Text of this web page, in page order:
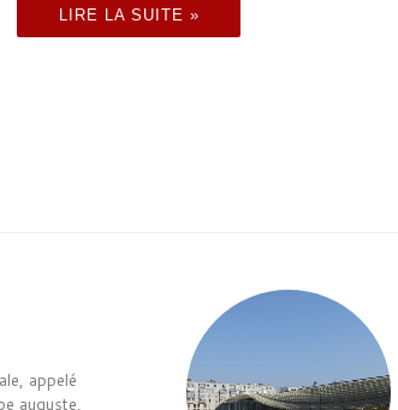
LIRE LA SUITE »
appelé
auguste,